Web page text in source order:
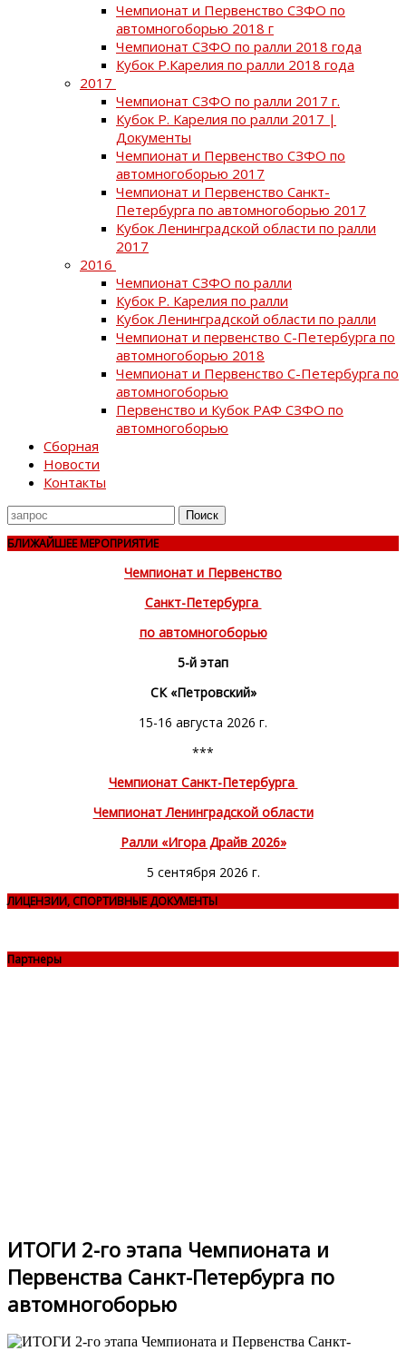
Чемпионат и Первенство СЗФО по
автомногоборью 2018 г
Чемпионат СЗФО по ралли 2018 года
Кубок Р.Карелия по ралли 2018 года
2017
Чемпионат СЗФО по ралли 2017 г.
Кубок Р. Карелия по ралли 2017 |
Документы
Чемпионат и Первенство СЗФО по
автомногоборью 2017
Чемпионат и Первенство Санкт-
Петербурга по автомногоборью 2017
Кубок Ленинградской области по ралли
2017
2016
Чемпионат СЗФО по ралли
Кубок Р. Карелия по ралли
Кубок Ленинградской области по ралли
Чемпионат и первенство С-Петербурга по
автомногоборью 2018
Чемпионат и Первенство С-Петербурга по
автомногоборью
Первенство и Кубок РАФ СЗФО по
автомногоборью
Сборная
Новости
Контакты
Поиск
для
БЛИЖАЙШЕЕ МЕРОПРИЯТИЕ
Чемпионат и Первенство
Санкт-Петербурга
по автомногоборью
5-й этап
СК «Петровский»
15-16 августа 2026 г.
***
Чемпионат Санкт-Петербурга
Чемпионат Ленинградской области
Ралли «Игора Драйв 2026»
5 сентября 2026 г.
ЛИЦЕНЗИИ, СПОРТИВНЫЕ ДОКУМЕНТЫ
Партнеры
ИТОГИ 2-го этапа Чемпионата и
Первенства Санкт-Петербурга по
автомногоборью